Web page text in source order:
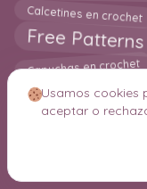
Calcetines en crochet
Free
Capuchas en crochet
Crochet para
© 2026
Usamos cookies
aceptar o